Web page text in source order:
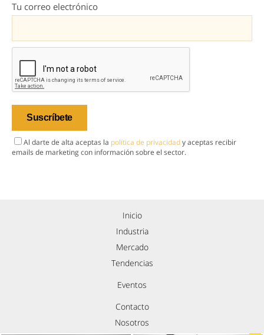
Tu correo electrónico
Al darte de alta aceptas la política de privacidady aceptas recibir
emails de marketing con información sobre el sector.
Inicio
Industria
Mercado
Tendencias
Eventos
Contacto
Nosotros